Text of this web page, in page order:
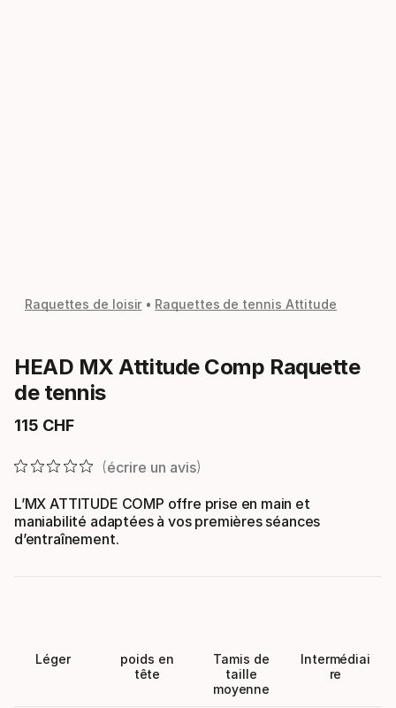
Raquettes de loisir Raquettes de tennis Attitude
HEAD MX Attitude Comp Raquette
de tennis
115 CHF
Prix final
écrire un avis
L’MX ATTITUDE COMP offre prise en main et
maniabilité adaptées à vos premières séances
d’entraînement.
Léger
poids en
tête
Tamis de
taille
moyenne
Intermédiai
re